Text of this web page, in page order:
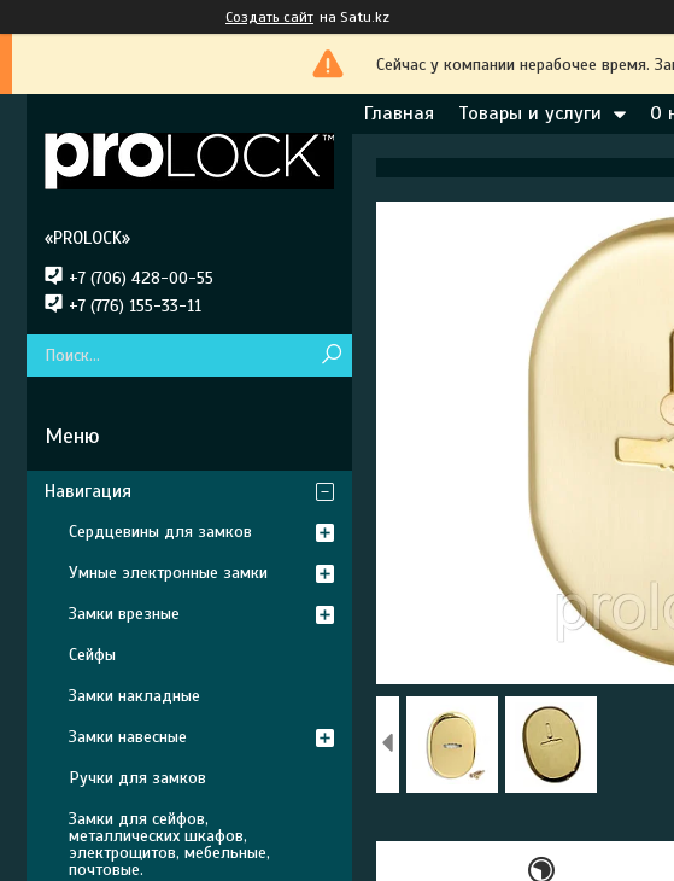
Создать сайт на Satu.kz
Сейчас у компании нерабочее время.
Главная Товары и услуги О
«PROLOCK»
+7 (706) 428-00-55
+7 (776) 155-33-11
Навигация
Сердцевины для замков
Умные электронные замки
Замки врезные
Сейфы
Замки накладные
Замки навесные
Ручки для замков
Замки для сейфов,
металлических шкафов,
электрощитов, мебельные,
почтовые.